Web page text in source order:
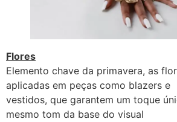
Flores
Elemento chave da primavera, as
aplicadas em peças como blazers e
vestidos, que garantem um toque
mesmo tom da base do visual